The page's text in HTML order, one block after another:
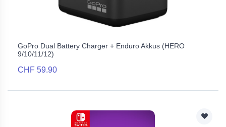
GoPro Dual Battery Charger + Enduro Akkus (HERO
9/10/11/12)
CHF 59.90